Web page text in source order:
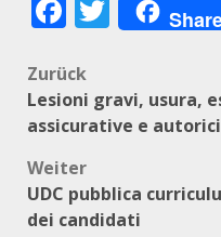
Facebook
Zurück
Lesioni gravi, usura,
assicurative e
Weiter
UDC pubblica
dei candidati